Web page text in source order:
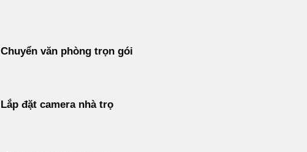
Chuyển văn phòng trọn gói
Lắp đặt camera nhà trọ